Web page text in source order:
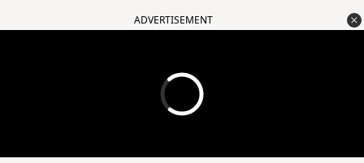
ADVERTISEMENT